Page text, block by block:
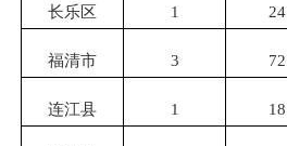
长乐区 1 24
福清市 3 72
连江县 1 18